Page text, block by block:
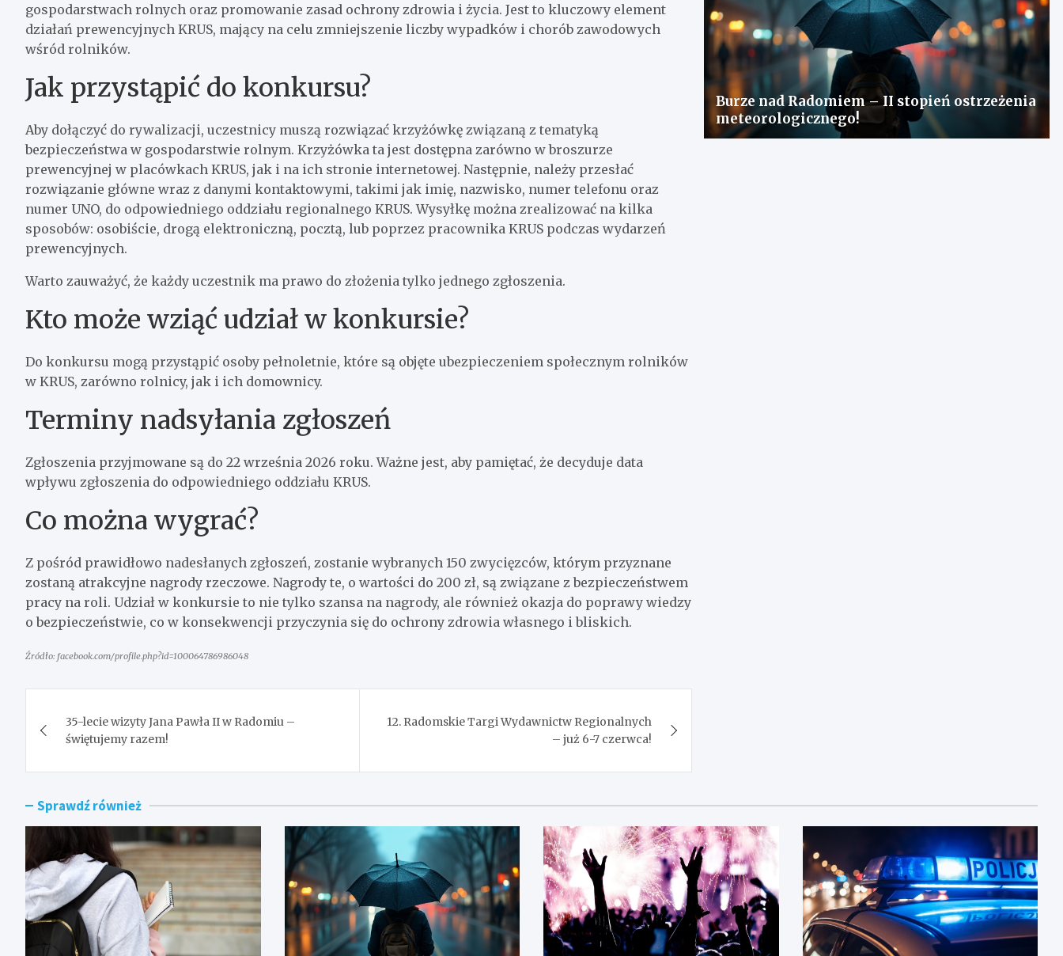
gospodarstwach rolnych oraz promowanie zasad ochrony zdrowia i życia. Jest to kluczowy element
działań prewencyjnych KRUS, mający na celu zmniejszenie liczby wypadków i chorób zawodowych
wśród rolników.
Jak przystąpić do konkursu?
Aby dołączyć do rywalizacji, uczestnicy muszą rozwiązać krzyżówkę związaną z tematyką
bezpieczeństwa w gospodarstwie rolnym. Krzyżówka ta jest dostępna zarówno w broszurze
prewencyjnej w placówkach KRUS, jak i na ich stronie internetowej. Następnie, należy przesłać
rozwiązanie główne wraz z danymi kontaktowymi, takimi jak imię, nazwisko, numer telefonu oraz
numer UNO, do odpowiedniego oddziału regionalnego KRUS. Wysyłkę można zrealizować na kilka
sposobów: osobiście, drogą elektroniczną, pocztą, lub poprzez pracownika KRUS podczas wydarzeń
prewencyjnych.
Warto zauważyć, że każdy uczestnik ma prawo do złożenia tylko jednego zgłoszenia.
Kto może wziąć udział w konkursie?
Do konkursu mogą przystąpić osoby pełnoletnie, które są objęte ubezpieczeniem społecznym rolników
w KRUS, zarówno rolnicy, jak i ich domownicy.
Terminy nadsyłania zgłoszeń
Zgłoszenia przyjmowane są do 22 września 2026 roku. Ważne jest, aby pamiętać, że decyduje data
wpływu zgłoszenia do odpowiedniego oddziału KRUS.
Co można wygrać?
Z pośród prawidłowo nadesłanych zgłoszeń, zostanie wybranych 150 zwycięzców, którym przyznane
zostaną atrakcyjne nagrody rzeczowe. Nagrody te, o wartości do 200 zł, są związane z bezpieczeństwem
pracy na roli. Udział w konkursie to nie tylko szansa na nagrody, ale również okazja do poprawy wiedzy
o bezpieczeństwie, co w konsekwencji przyczynia się do ochrony zdrowia własnego i bliskich.
Źródło: facebook.com/profile.php?id=100064786986048
wpisu
35-lecie wizyty Jana Pawła II w Radomiu –
świętujemy razem!
12. Radomskie Targi Wydawnictw Regionalnych
– już 6-7 czerwca!
Burze nad Radomiem – II stopień ostrzeżenia
meteorologicznego!
Sprawdź również